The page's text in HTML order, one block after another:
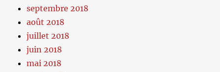
septembre 2018
août 2018
juillet 2018
juin 2018
mai 2018